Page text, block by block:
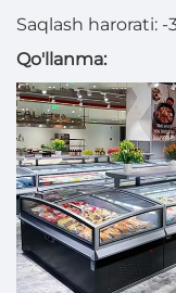
Saqlash harorati:
Qo'llanma: